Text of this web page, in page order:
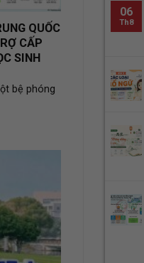
QUỐC
CẤP
SINH
bệ phóng
06
Th8